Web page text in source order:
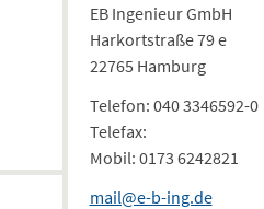
EB Ingenieur GmbH
Harkortstraße 79 e
22765 Hamburg
Telefon: 040 3346592-0
Telefax:
Mobil: 0173 6242821
mail@e-b-ing.de